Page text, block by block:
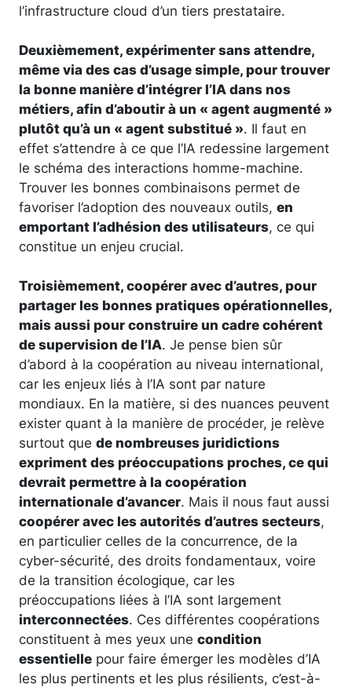
l’infrastructure cloud d’un tiers prestataire.
Deuxièmement, expérimenter sans attendre,
même via des cas d’usage simple, pour trouver
la bonne manière d’intégrer l’IA dans nos
métiers, afin d’aboutir à un « agent augmenté »
plutôt qu’à un « agent substitué ». Il faut en
effet s’attendre à ce que l’IA redessine largement
le schéma des interactions homme-machine.
Trouver les bonnes combinaisons permet de
favoriser l’adoption des nouveaux outils, en
emportant l’adhésion des utilisateurs, ce qui
constitue un enjeu crucial.
Troisièmement, coopérer avec d’autres, pour
partager les bonnes pratiques opérationnelles,
mais aussi pour construire un cadre cohérent
de supervision de l’IA. Je pense bien sûr
d’abord à la coopération au niveau international,
car les enjeux liés à l’IA sont par nature
mondiaux. En la matière, si des nuances peuvent
exister quant à la manière de procéder, je relève
surtout que de nombreuses juridictions
expriment des préoccupations proches, ce qui
devrait permettre à la coopération
internationale d’avancer. Mais il nous faut aussi
coopérer avec les autorités d’autres secteurs,
en particulier celles de la concurrence, de la
cyber-sécurité, des droits fondamentaux, voire
de la transition écologique, car les
préoccupations liées à l’IA sont largement
interconnectées. Ces différentes coopérations
constituent à mes yeux une condition
essentielle pour faire émerger les modèles d’IA
les plus pertinents et les plus résilients, c’est-à-